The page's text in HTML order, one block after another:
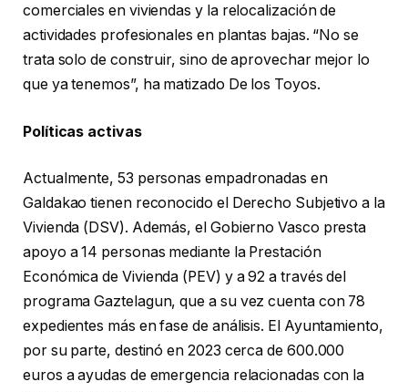
comerciales en viviendas y la relocalización de
actividades profesionales en plantas bajas. “No se
trata solo de construir, sino de aprovechar mejor lo
que ya tenemos”, ha matizado De los Toyos.
Políticas activas
Actualmente, 53 personas empadronadas en
Galdakao tienen reconocido el Derecho Subjetivo a la
Vivienda (DSV). Además, el Gobierno Vasco presta
apoyo a 14 personas mediante la Prestación
Económica de Vivienda (PEV) y a 92 a través del
programa Gaztelagun, que a su vez cuenta con 78
expedientes más en fase de análisis. El Ayuntamiento,
por su parte, destinó en 2023 cerca de 600.000
euros a ayudas de emergencia relacionadas con la